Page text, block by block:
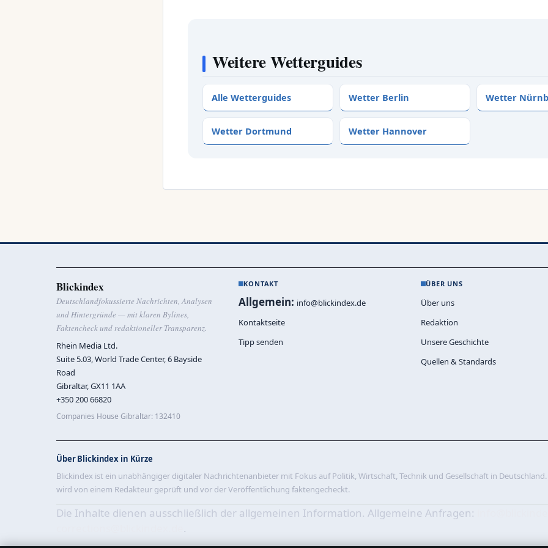
Weitere Wetterguides
Alle Wetterguides Wetter Berlin Wetter
Wetter Dortmund Wetter Hannover
Blickindex
Deutschlandfokussierte Nachrichten, Analysen
und Hintergründe — mit klaren Bylines,
Faktencheck und redaktioneller Transparenz.
Rhein Media Ltd.
Suite 5.03, World Trade Center, 6 Bayside
Road
Gibraltar, GX11 1AA
+350 200 66820
Companies House Gibraltar: 132410
KONTAKT
Allgemein: info@blickindex.de
Kontaktseite
Tipp senden
ÜBER UNS
Über uns
Redaktion
Unsere Geschichte
Quellen & Standards
Über Blickindex in Kürze
Blickindex ist ein unabhängiger digitaler Nachrichtenanbieter mit Fokus auf Politik, Wirtschaft, Technik und Gesellschaft in
wird von einem Redakteur geprüft und vor der Veröffentlichung faktengecheckt.
Die Inhalte dienen ausschließlich der allgemeinen Information. Allgemeine Anfragen:
.